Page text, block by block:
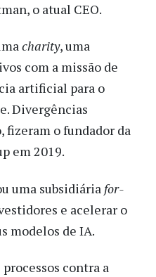
o atual CEO.
charity, uma
com a missão de
artificial para o
Divergências
fizeram o fundador da
em 2019.
uma subsidiária for-
e acelerar o
modelos de IA.
contra a